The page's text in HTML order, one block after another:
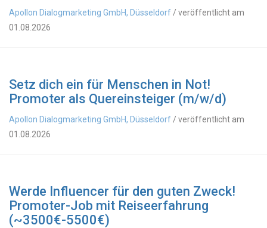
Apollon Dialogmarketing GmbH, Düsseldorf / veröffentlicht am
01.08.2026
Setz dich ein für Menschen in Not!
Promoter als Quereinsteiger (m/w/d)
Apollon Dialogmarketing GmbH, Düsseldorf / veröffentlicht am
01.08.2026
Werde Influencer für den guten Zweck!
Promoter-Job mit Reiseerfahrung
(~3500€-5500€)